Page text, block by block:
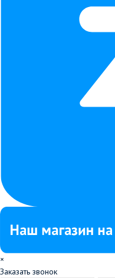
×
Заказать звонок